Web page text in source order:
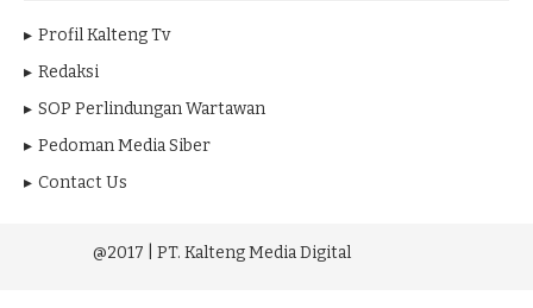
Profil Kalteng Tv
Redaksi
SOP Perlindungan Wartawan
Pedoman Media Siber
Contact Us
@2017 | PT. Kalteng Media Digital